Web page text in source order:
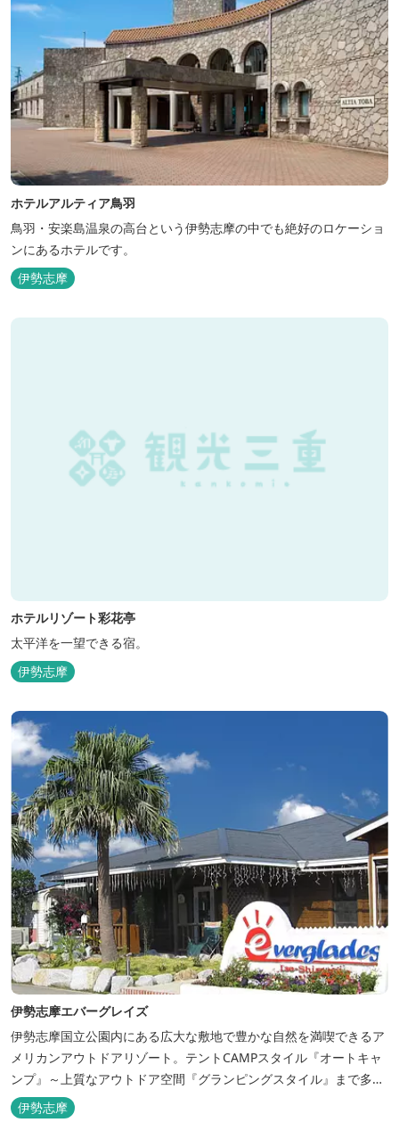
ホテルアルティア鳥羽
鳥羽・安楽島温泉の高台という伊勢志摩の中でも絶好のロケーショ
ンにあるホテルです。
伊勢志摩
ホテルリゾート彩花亭
太平洋を一望できる宿。
伊勢志摩
伊勢志摩エバーグレイズ
伊勢志摩国立公園内にある広大な敷地で豊かな自然を満喫できるア
メリカンアウトドアリゾート。テントCAMPスタイル『オートキャ
ンプ』～上質なアウトドア空間『グランピングスタイル』まで多彩
な宿泊スタイルを体験できます。 場内ではキッズイベント＆アクテ
ィビティーが人気！365日開催のアメリカンカルチャーを取り入れ
伊勢志摩